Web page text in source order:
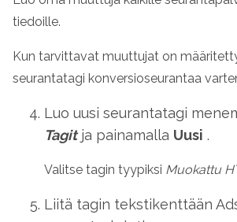
tiedoille.
Kun tarvittavat muuttujat on
seurantatagi konversioseurantaa
Luo uusi seurantatagi
Tagitja painamalla Uusi .
Valitse tagin tyypiksi Muokattu
Liitä tagin tekstikenttään